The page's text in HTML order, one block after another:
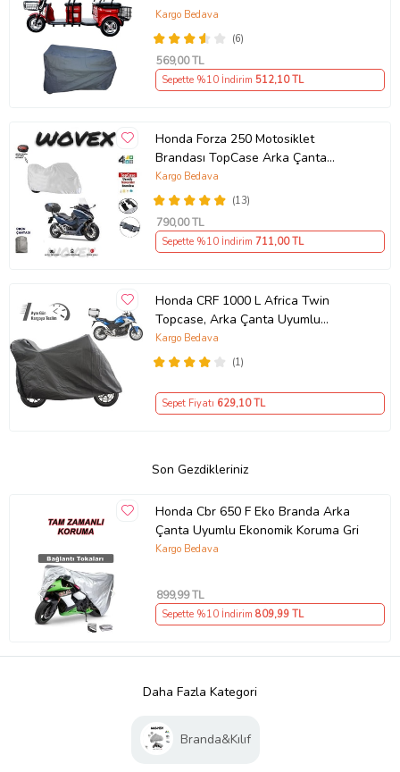
Brandası Ultra Dayanıklı
(6)
Kargo Bedava
569,00 TL
Sepette %10 İndirim 512,10 TL
Honda Forza 250 Motosiklet
Brandası TopCase Arka Çanta
Uyumlu Branda,Örtü
(13)
Kargo Bedava
790,00 TL
Sepette %10 İndirim 711,00 TL
Honda CRF 1000 L Africa Twin
Topcase, Arka Çanta Uyumlu
Motosiklet Branda, Motor Örtüsü ,
Çadır
(1)
Kargo Bedava
Sepet Fiyatı 629,10 TL
Son Gezdikleriniz
Honda Cbr 650 F Eko Branda Arka
Çanta Uyumlu Ekonomik Koruma Gri
Kargo Bedava
899,99 TL
Sepette %10 İndirim 809,99 TL
Daha Fazla Kategori
Branda&Kılıf